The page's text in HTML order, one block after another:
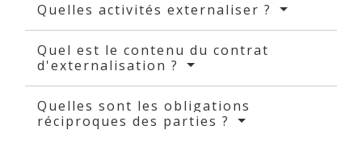
Quelles activités externaliser ?
Quel est le contenu du contrat
d'externalisation ?
Quelles sont les obligations
réciproques des parties ?